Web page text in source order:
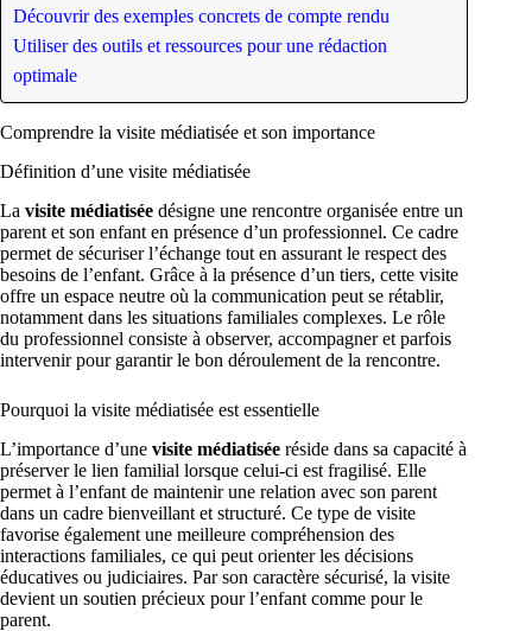
Découvrir des exemples concrets de compte rendu
Utiliser des outils et ressources pour une rédaction
optimale
Comprendre la visite médiatisée et son importance
Définition d’une visite médiatisée
La visite médiatisée désigne une rencontre organisée entre un
parent et son enfant en présence d’un professionnel. Ce cadre
permet de sécuriser l’échange tout en assurant le respect des
besoins de l’enfant. Grâce à la présence d’un tiers, cette visite
offre un espace neutre où la communication peut se rétablir,
notamment dans les situations familiales complexes. Le rôle
du professionnel consiste à observer, accompagner et parfois
intervenir pour garantir le bon déroulement de la rencontre.
Pourquoi la visite médiatisée est essentielle
L’importance d’une visite médiatisée réside dans sa capacité à
préserver le lien familial lorsque celui-ci est fragilisé. Elle
permet à l’enfant de maintenir une relation avec son parent
dans un cadre bienveillant et structuré. Ce type de visite
favorise également une meilleure compréhension des
interactions familiales, ce qui peut orienter les décisions
éducatives ou judiciaires. Par son caractère sécurisé, la visite
devient un soutien précieux pour l’enfant comme pour le
parent.